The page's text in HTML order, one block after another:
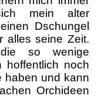
mein alter
Dschungel
alles seine Zeit.
so wenige
hoffentlich noch
haben und kann
Orchideen